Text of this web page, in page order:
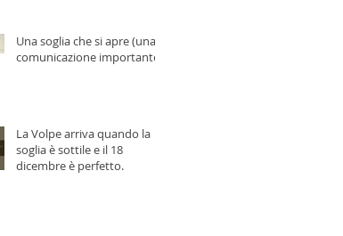
Una soglia che si apre (una
comunicazione importante)
La Volpe arriva quando la
soglia è sottile e il 18
dicembre è perfetto.